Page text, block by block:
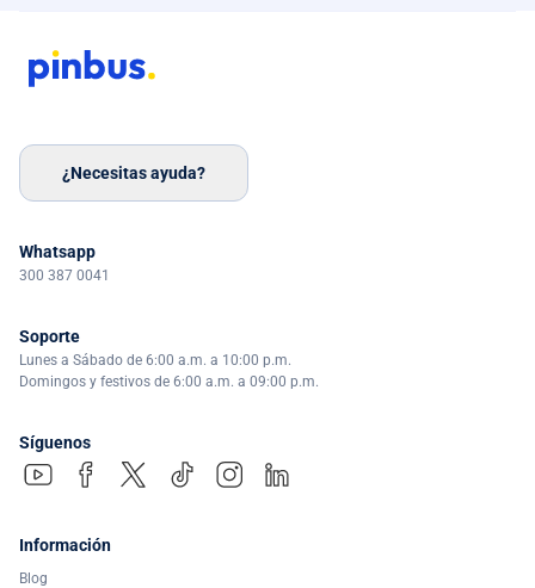
¿Necesitas ayuda?
Whatsapp
300 387 0041
Soporte
Lunes a Sábado de 6:00 a.m. a 10:00 p.m.
Domingos y festivos de 6:00 a.m. a 09:00 p.m.
Síguenos
Información
Blog